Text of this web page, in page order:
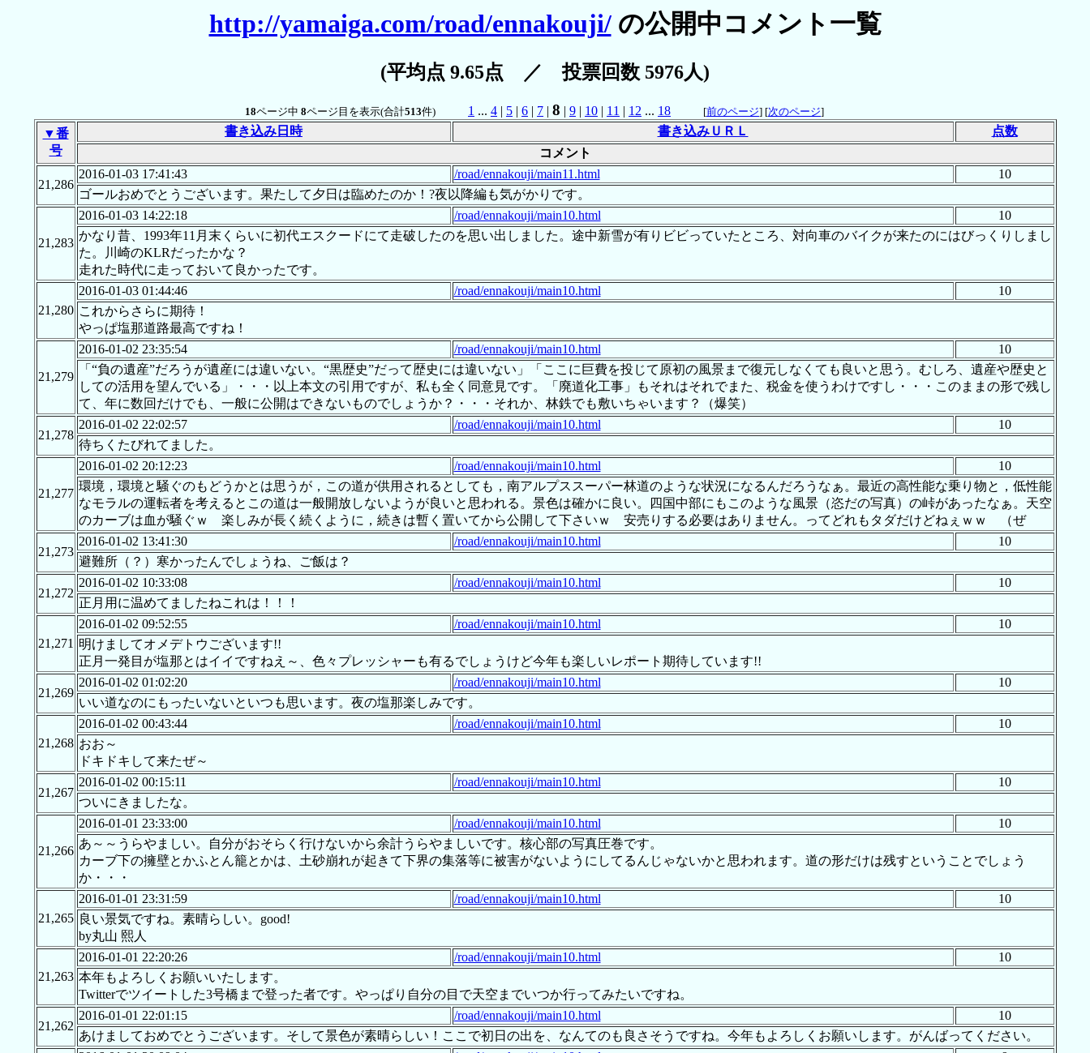
http://yamaiga.com/road/ennakouji/の公開中コメント一覧
(平均点 9.65点 ／ 投票回数 5976人)
18ページ中 8ページ目を表示(合計513件) 1 ... 4 | 5 | 6 | 7 | 8 | 9 | 10 | 11 | 12 ... 18 [前のページ] [次のページ]
▼番
号
書き込み日時 書き込みＵＲＬ
点数
コメント
21,286
2016-01-03 17:41:43 /road/ennakouji/main11.html
10
ゴールおめでとうございます。果たして夕日は臨めたのか！?夜以降編も気がかりです。
21,283
2016-01-03 14:22:18 /road/ennakouji/main10.html
10
かなり昔、1993年11月末くらいに初代エスクードにて走破したのを思い出しました。途中新雪が有りビビっていたところ、対向車のバイクが来たのにはびっくりしまし
た。川崎のKLRだったかな？
走れた時代に走っておいて良かったです。
21,280
2016-01-03 01:44:46 /road/ennakouji/main10.html
10
これからさらに期待！
やっぱ塩那道路最高ですね！
21,279
2016-01-02 23:35:54 /road/ennakouji/main10.html
10
「“負の遺産”だろうが遺産には違いない。“黒歴史”だって歴史には違いない」「ここに巨費を投じて原初の風景まで復元しなくても良いと思う。むしろ、遺産や歴史と
しての活用を望んでいる」・・・以上本文の引用ですが、私も全く同意見です。「廃道化工事」もそれはそれでまた、税金を使うわけですし・・・このままの形で残し
て、年に数回だけでも、一般に公開はできないものでしょうか？・・・それか、林鉄でも敷いちゃいます？（爆笑）
21,278
2016-01-02 22:02:57 /road/ennakouji/main10.html
10
待ちくたびれてました。
21,277
2016-01-02 20:12:23 /road/ennakouji/main10.html
10
環境，環境と騒ぐのもどうかとは思うが，この道が供用されるとしても，南アルプススーパー林道のような状況になるんだろうなぁ。最近の高性能な乗り物と，低性能
なモラルの運転者を考えるとこの道は一般開放しないようが良いと思われる。景色は確かに良い。四国中部にもこのような風景（恣だの写真）の峠があったなぁ。天空
のカーブは血が騒ぐｗ 楽しみが長く続くように，続きは暫く置いてから公開して下さいｗ 安売りする必要はありません。ってどれもタダだけどねぇｗｗ （ぜ
21,273
2016-01-02 13:41:30 /road/ennakouji/main10.html
10
避難所（？）寒かったんでしょうね、ご飯は？
21,272
2016-01-02 10:33:08 /road/ennakouji/main10.html
10
正月用に温めてましたねこれは！！！
21,271
2016-01-02 09:52:55 /road/ennakouji/main10.html
10
明けましてオメデトウございます!!
正月一発目が塩那とはイイですねえ～、色々プレッシャーも有るでしょうけど今年も楽しいレポート期待しています!!
21,269
2016-01-02 01:02:20 /road/ennakouji/main10.html
10
いい道なのにもったいないといつも思います。夜の塩那楽しみです。
21,268
2016-01-02 00:43:44 /road/ennakouji/main10.html
10
おお～
ドキドキして来たぜ～
21,267
2016-01-02 00:15:11 /road/ennakouji/main10.html
10
ついにきましたな。
21,266
2016-01-01 23:33:00 /road/ennakouji/main10.html
10
あ～～うらやましい。自分がおそらく行けないから余計うらやましいです。核心部の写真圧巻です。
カーブ下の擁壁とかふとん籠とかは、土砂崩れが起きて下界の集落等に被害がないようにしてるんじゃないかと思われます。道の形だけは残すということでしょう
か・・・
21,265
2016-01-01 23:31:59 /road/ennakouji/main10.html
10
良い景気ですね。素晴らしい。good!
by丸山 熙人
21,263
2016-01-01 22:20:26 /road/ennakouji/main10.html
10
本年もよろしくお願いいたします。
Twitterでツイートした3号橋まで登った者です。やっぱり自分の目で天空までいつか行ってみたいですね。
21,262
2016-01-01 22:01:15 /road/ennakouji/main10.html
10
あけましておめでとうございます。そして景色が素晴らしい！ここで初日の出を、なんてのも良さそうですね。今年もよろしくお願いします。がんばってください。